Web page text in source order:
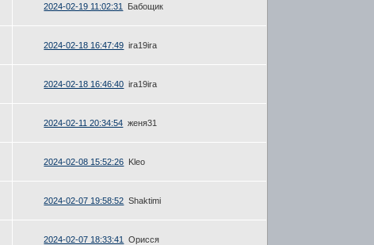
2024-02-19 11:02:31 Бабощик
2024-02-18 16:47:49 ira19ira
2024-02-18 16:46:40 ira19ira
2024-02-11 20:34:54 женя31
2024-02-08 15:52:26 Kleo
2024-02-07 19:58:52 Shaktimi
2024-02-07 18:33:41 Орисся